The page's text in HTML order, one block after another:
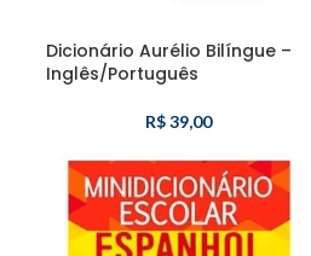
Dicionário Aurélio Bilíngue –
Inglês/Português
R$39,00